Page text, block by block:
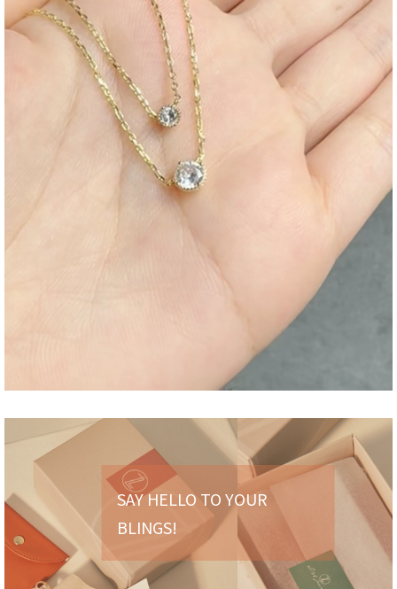
SAY HELLO TO YOUR
BLINGS!